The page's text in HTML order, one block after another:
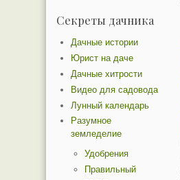
Секреты дачника
Дачные истории
Юрист на даче
Дачные хитрости
Видео для садовода
Лунный календарь
Разумное
земледелие
Удобрения
Правильный